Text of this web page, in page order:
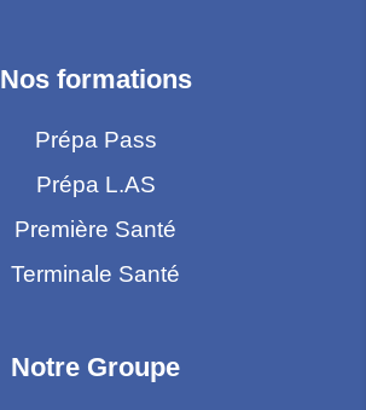
Nos formations
Prépa Pass
Prépa L.AS
Première Santé
Terminale Santé
Notre Groupe